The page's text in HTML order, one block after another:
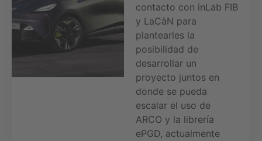
contacto con inLab FIB
y LaCàN para
plantearles la
posibilidad de
desarrollar un
proyecto juntos en
donde se pueda
escalar el uso de
ARCO y la librería
ePGD, actualmente